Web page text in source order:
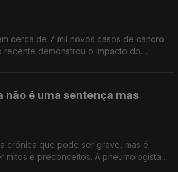
cerca de 7 mil novos casos de cancro
recente demonstrou o impacto do
não é uma sentença mas
crónica que pode ser grave, mas é
mitos e preconceitos. A pneumologista